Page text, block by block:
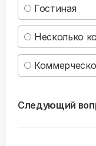
Гостиная
Несколько
Следующий